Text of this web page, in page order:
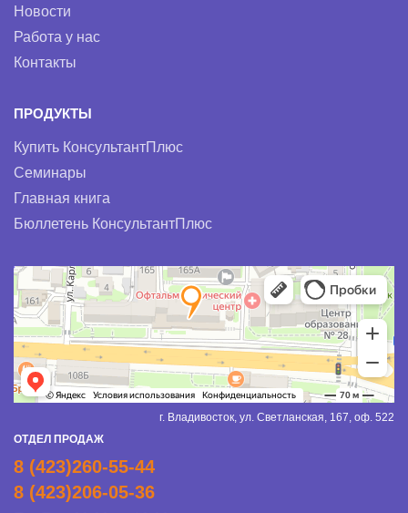
Новости
Работа у нас
Контакты
ПРОДУКТЫ
Купить КонсультантПлюс
Семинары
Главная книга
Бюллетень КонсультантПлюс
г. Владивосток, ул. Светланская, 167, оф. 522
ОТДЕЛ ПРОДАЖ
8 (423)260-55-44
8 (423)206-05-36